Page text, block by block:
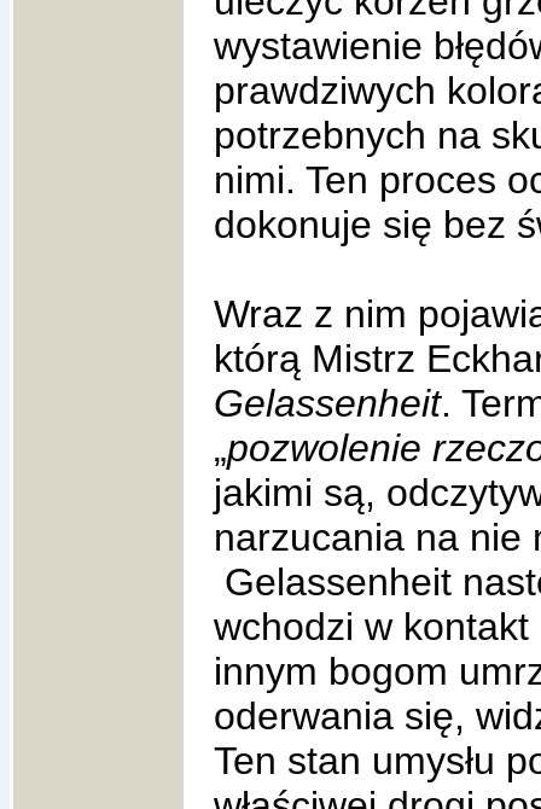
wystawienie
prawdziwych
potrzebnych na
nimi. Ten proces
dokonuje się bez
Wraz z nim
którą Mistrz
Gelassenheit.
„pozwolenie
jakimi są,
narzucania na nie
Gelassenheit
wchodzi w
innym bogom
oderwania się,
Ten stan umysłu